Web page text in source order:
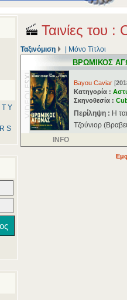
Τ Υ
R S
Ταινίες του
Ταξινόμιση Μόνο Τίτλοι
ΒΡΩΜΙΚΟΣ
Bayou Caviar [
Κατηγορία :
Σκηνοθεσία :
Περίληψη : Η
Τζούνιορ
INFO